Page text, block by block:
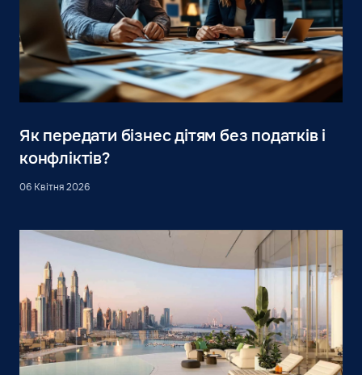
Як передати бізнес дітям без податків і
конфліктів?
06 Квітня 2026